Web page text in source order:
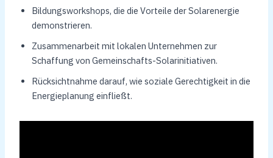
Bildungsworkshops, die die Vorteile der Solarenergie
demonstrieren.
Zusammenarbeit mit lokalen Unternehmen zur
Schaffung von Gemeinschafts-Solarinitiativen.
Rücksichtnahme darauf, wie soziale Gerechtigkeit in die
Energieplanung einfließt.